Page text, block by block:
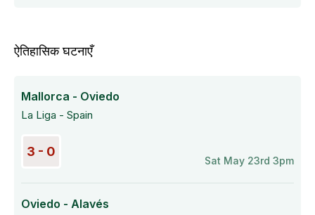
ऐतिहासिक घटनाएँ
Mallorca - Oviedo
La Liga - Spain
3 - 0
Sat May 23rd 3pm
Oviedo - Alavés